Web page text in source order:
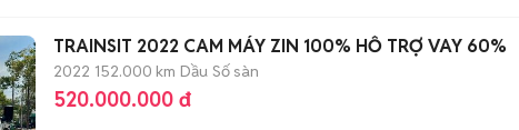
TRAINSIT 2022 CAM MÁY ZIN 100% HỖ TRỢ VAY 60%
2022 152.000 km Dầu Số sàn
520.000.000 đ